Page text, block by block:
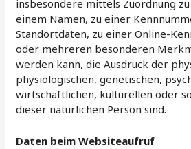
insbesondere mittels Zuordnung
einem Namen, zu einer
Standortdaten, zu einer Online-
oder mehreren besonderen
werden kann, die Ausdruck der
physiologischen, genetischen,
wirtschaftlichen, kulturellen oder
dieser natürlichen Person sind.
Daten beim Websiteaufruf